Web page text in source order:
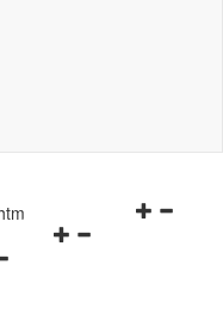
Navigationsmenü